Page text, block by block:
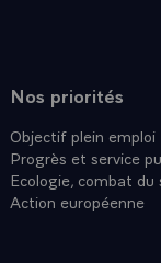
Nos priorités
Objectif plein emploi
Progrès et service
Ecologie, combat du
Action européenne